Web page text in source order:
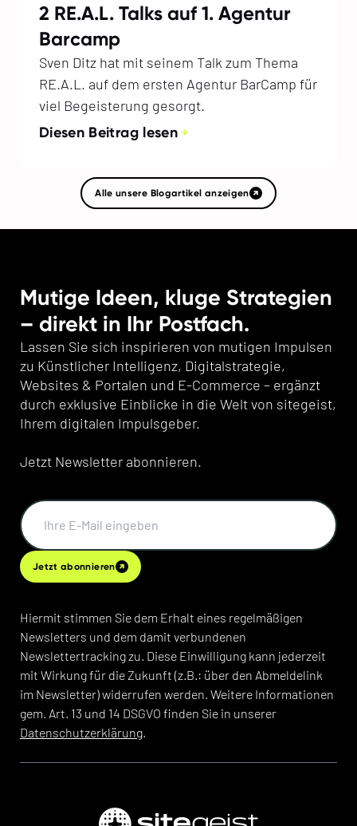
2 RE.A.L. Talks auf 1. Agentur
Barcamp
Sven Ditz hat mit seinem Talk zum Thema
RE.A.L. auf dem ersten Agentur BarCamp für
viel Begeisterung gesorgt.
Diesen Beitrag lesen
Alle unsere Blogartikel anzeigen
Mutige Ideen, kluge Strategien
– direkt in Ihr Postfach.
Lassen Sie sich inspirieren von mutigen Impulsen
zu Künstlicher Intelligenz, Digitalstrategie,
Websites & Portalen und E-Commerce – ergänzt
durch exklusive Einblicke in die Welt von sitegeist,
Ihrem digitalen Impulsgeber.
Jetzt Newsletter abonnieren.
Jetzt abonnieren
Hiermit stimmen Sie dem Erhalt eines regelmäßigen
Newsletters und dem damit verbundenen
Newslettertracking zu. Diese Einwilligung kann jederzeit
mit Wirkung für die Zukunft (z.B.: über den Abmeldelink
im Newsletter) widerrufen werden. Weitere Informationen
gem. Art. 13 und 14 DSGVO finden Sie in unserer
Datenschutzerklärung.